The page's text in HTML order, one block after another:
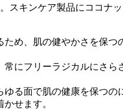
キンケア製品にココナ
め、肌の健やかさを保
にフリーラジカルにさ
る面で肌の健康を保つの
せます。